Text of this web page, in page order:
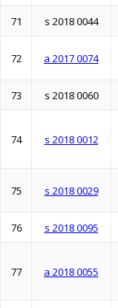
71 s 2018 0044
72 a 2017 0074
73 s 2018 0060
74 s 2018 0012
75 s 2018 0029
76 s 2018 0095
77 a 2018 0055